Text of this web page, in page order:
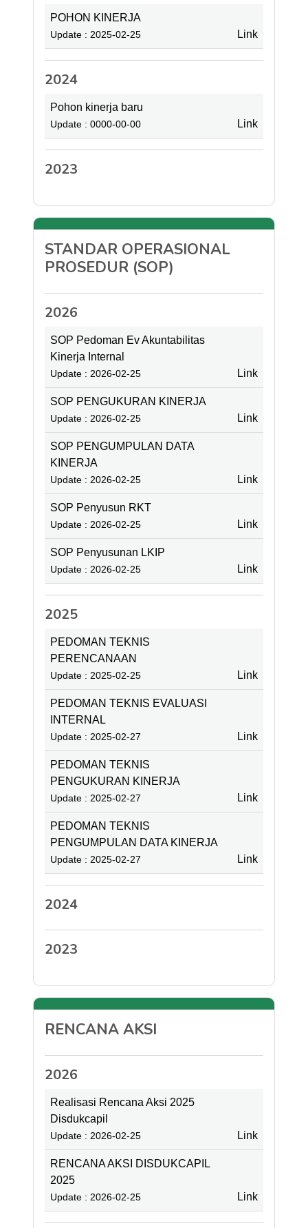
POHON KINERJA
Update : 2025-02-25 Link
2024
Pohon kinerja baru
Update : 0000-00-00 Link
2023
STANDAR OPERASIONAL
PROSEDUR (SOP)
2026
SOP Pedoman Ev Akuntabilitas
Kinerja Internal
Update : 2026-02-25 Link
SOP PENGUKURAN KINERJA
Update : 2026-02-25 Link
SOP PENGUMPULAN DATA
KINERJA
Update : 2026-02-25 Link
SOP Penyusun RKT
Update : 2026-02-25 Link
SOP Penyusunan LKIP
Update : 2026-02-25 Link
2025
PEDOMAN TEKNIS
PERENCANAAN
Update : 2025-02-25 Link
PEDOMAN TEKNIS EVALUASI
INTERNAL
Update : 2025-02-27 Link
PEDOMAN TEKNIS
PENGUKURAN KINERJA
Update : 2025-02-27 Link
PEDOMAN TEKNIS
PENGUMPULAN DATA KINERJA
Update : 2025-02-27 Link
2024
2023
RENCANA AKSI
2026
Realisasi Rencana Aksi 2025
Disdukcapil
Update : 2026-02-25 Link
RENCANA AKSI DISDUKCAPIL
2025
Update : 2026-02-25 Link